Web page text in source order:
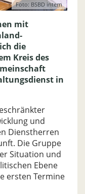
Foto: BSBD intern
mit
die
Kreis des
in
und
Dienstherren
Die Gruppe
Situation und
Ebene
ersten Termine